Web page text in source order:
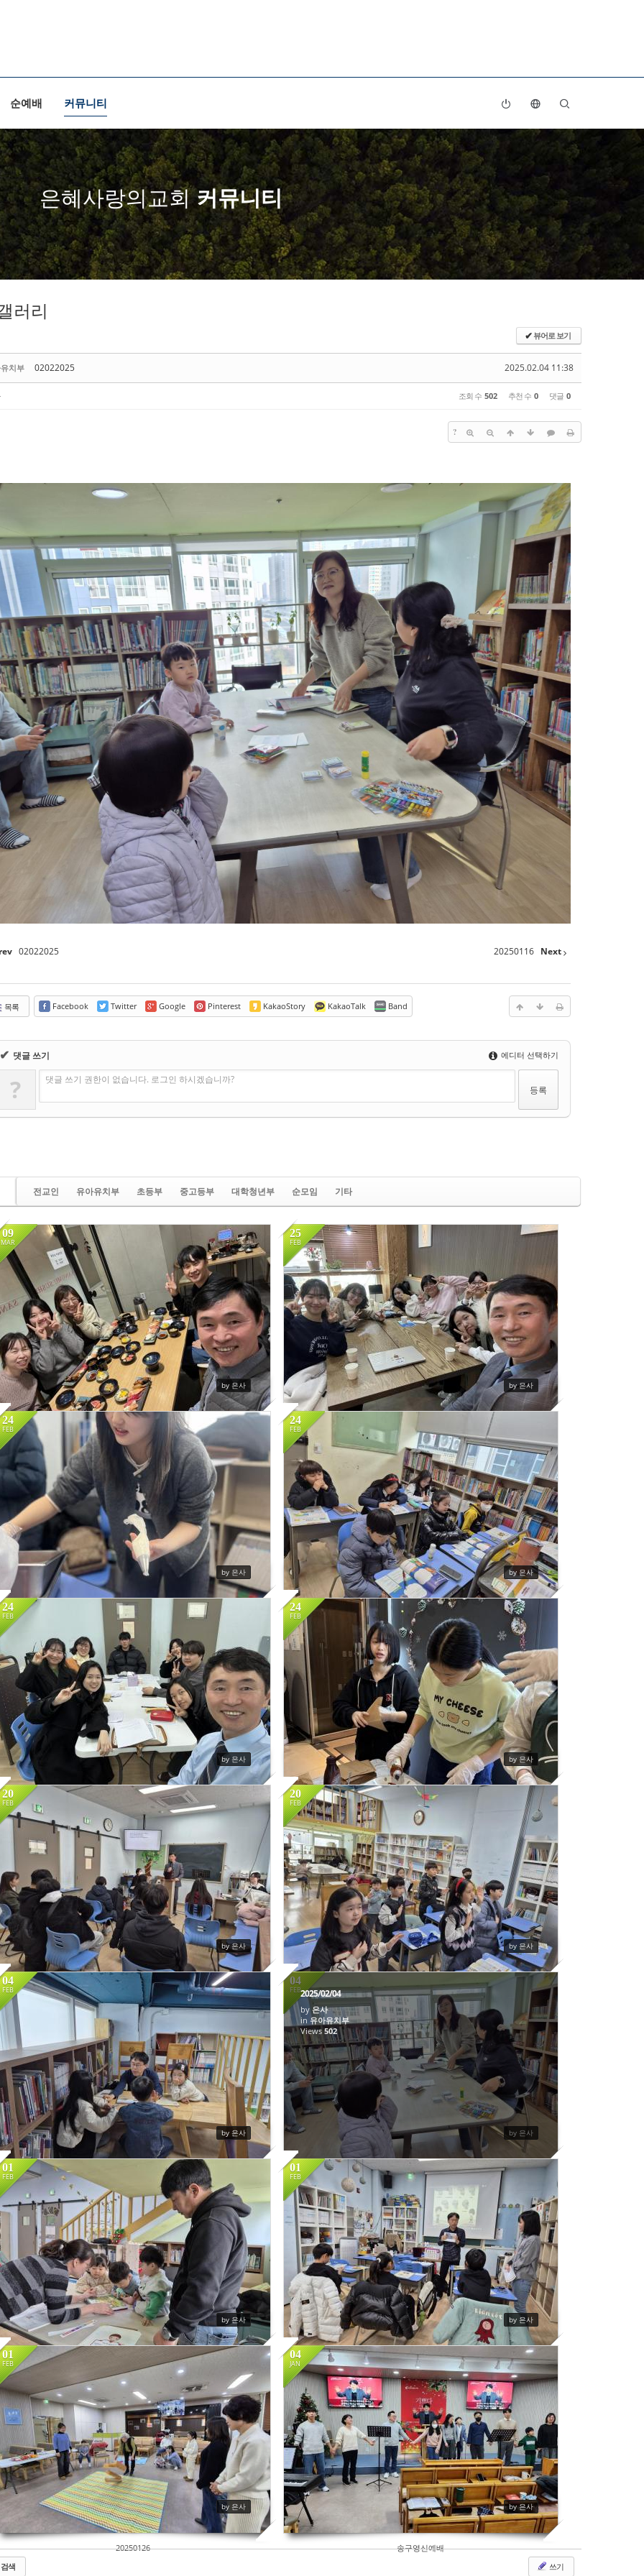
순예배 커뮤니티
은혜사랑의교회커뮤니티
러리
✔뷰어로 보기
치부 2025.02.04 11:38
02022025
조회 수 502 추천 수 0 댓글 0
?
02022025 20250116 Next
목록 Facebook Twitter Google Pinterest KakaoStory KakaoTalk Band
댓글 쓰기 에디터 선택하기
? 댓글 쓰기 권한이 없습니다. 로그인 하시겠습니까?
전교인 유아유치부 초등부 중고등부 대학청년부 순모임 기타
09
MAR
by 은사
435
교사들과 함께 마음을 모으는 시간을 가졌습니다.
25
FEB
by 은사
450
청년부 나눔의 시간
24
FEB
by 은사
454
와플나눔행사추가사진
24
FEB
by 은사
382
20250223
24
FEB
by 은사
476
주일 청년부 모임은 풍성한 나눔과 교제의 시간입니다.
24
FEB
by 은사
청소년부에서 주일 점심식사시간에 와플나눔으로 섬겼습니다.
20
FEB
by 은사
394
2025/2/16
20
FEB
by 은사
409
2/16주일유초등부
04
FEB
by 은사
04
FEB
by 은사
2025/02/04
by은사
in 유아유치부
Views502
02022025
01
FEB
by 은사
519
01
FEB
by 은사
412
20250126
01
FEB
by 은사
254
20250126
04
JAN
by 은사
394
송구영신예배
검색
쓰기